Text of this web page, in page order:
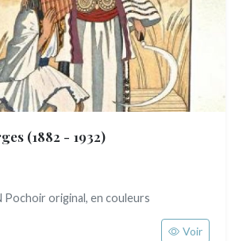
(1882 - 1932)
Pochoir original, en couleurs
Voir